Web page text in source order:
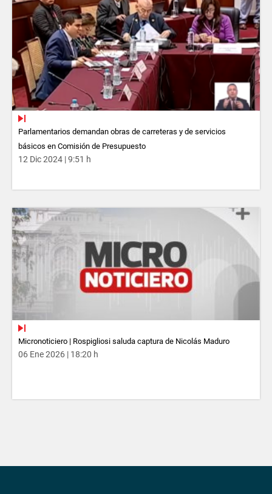
Parlamentarios demandan obras de carreteras y de servicios
básicos en Comisión de Presupuesto
12 Dic 2024 | 9:51 h
Micronoticiero | Rospigliosi saluda captura de Nicolás Maduro
06 Ene 2026 | 18:20 h